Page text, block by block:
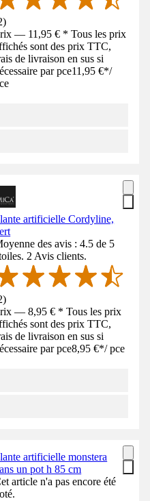
)
— 11,95 € * Tous les prix
sont des prix TTC,
de livraison en sus si
par pce11,95 €*/
artificielle Cordyline,
des avis : 4.5 de 5
2 Avis clients.
)
— 8,95 € * Tous les prix
sont des prix TTC,
de livraison en sus si
par pce8,95 €*/ pce
artificielle monstera
un pot h 85 cm
article n'a pas encore été